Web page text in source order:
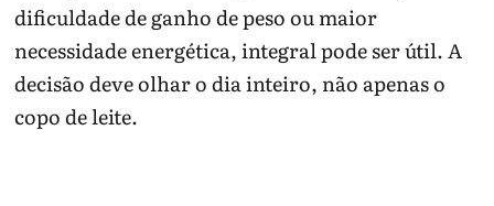
dificuldade de ganho de peso ou maior
necessidade energética, integral pode ser útil. A
decisão deve olhar o dia inteiro, não apenas o
copo de leite.